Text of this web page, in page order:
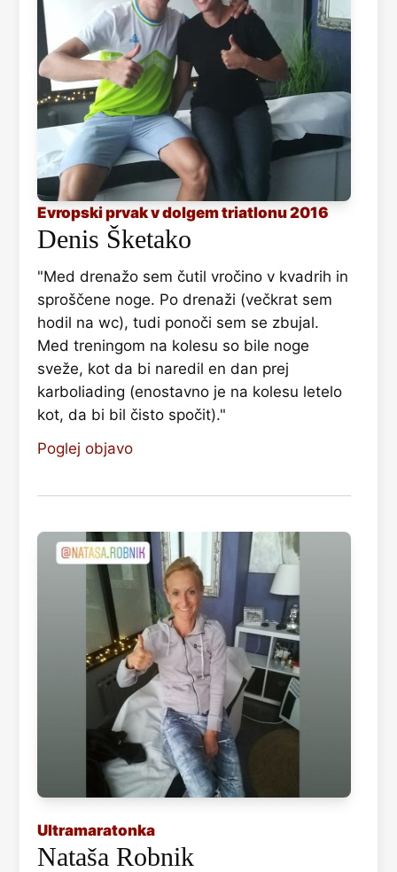
Evropski prvak v dolgem triatlonu 2016
Denis Šketako
"Med drenažo sem čutil vročino v kvadrih in
sproščene noge. Po drenaži (večkrat sem
hodil na wc), tudi ponoči sem se zbujal.
Med treningom na kolesu so bile noge
sveže, kot da bi naredil en dan prej
karboliading (enostavno je na kolesu letelo
kot, da bi bil čisto spočit)."
Poglej objavo
Ultramaratonka
Nataša Robnik